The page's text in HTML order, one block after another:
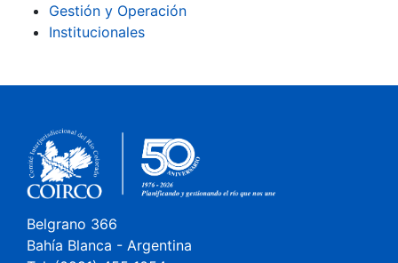
Gestión y Operación
Institucionales
Belgrano 366
Bahía Blanca - Argentina